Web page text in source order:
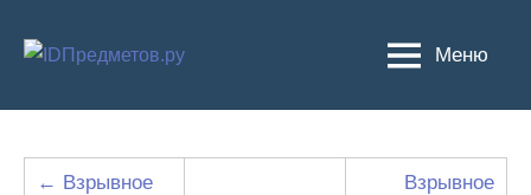
Меню
← Взрывное
Взрывное